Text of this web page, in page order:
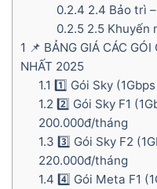
0.2.4 2.4 Bảo trì
0.2.52.5 Khuyến
1 📌 BẢNG GIÁ CÁC
NHẤT 2025
1.1 1️⃣ Gói Sky
1.2 2️⃣ Gói Sky F1
200.000đ/tháng
1.3 3️⃣ Gói Sky F2
220.000đ/tháng
1.4 4️⃣ Gói Meta F1